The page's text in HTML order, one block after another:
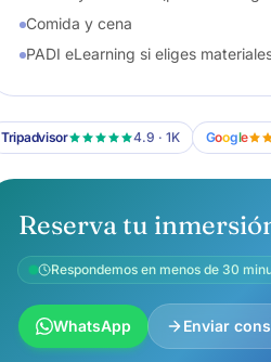
Comida y cena
PADI eLearning si eliges
Tripadvisor 4.9 · 1K Google
Reserva tu
Respondemos en menos de 30
WhatsApp Enviar